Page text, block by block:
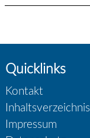
Quicklinks
Kontakt
Inhaltsverzeichnis
Impressum